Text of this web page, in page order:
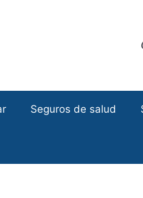
Seguros de salud